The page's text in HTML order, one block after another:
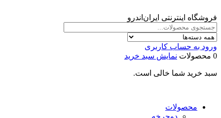
فروشگاه اینترنتی ایران‌اندرو
ورود به حساب کاربری
0 محصولات
نمایش سبد خرید
سبد خرید شما خالی است.
محصولات
دوچرخه